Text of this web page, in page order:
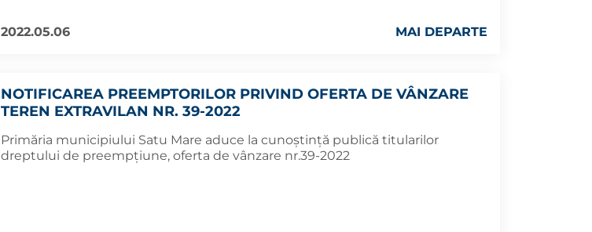
2022.05.06 MAI DEPARTE
NOTIFICAREA PREEMPTORILOR PRIVIND OFERTA DE VÂNZARE
TEREN EXTRAVILAN NR. 39-2022
Primăria municipiului Satu Mare aduce la cunoștință publică titularilor
dreptului de preempțiune, oferta de vânzare nr.39-2022